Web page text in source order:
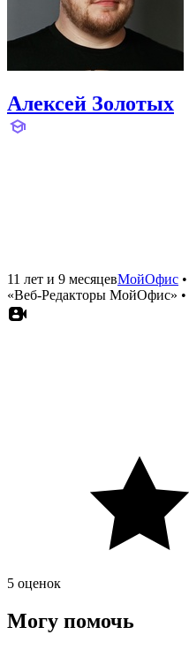
Алексей Золотых
11 лет и 9 месяцевМойОфис •
«Веб‑Редакторы МойОфис» •
5 оценок
Могу помочь